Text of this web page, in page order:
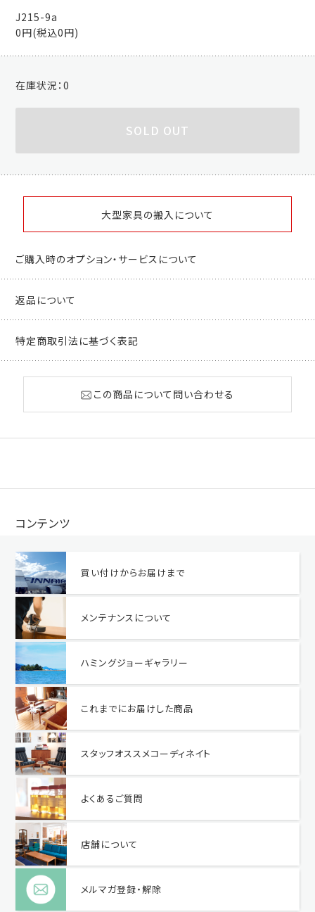
J215-9a
0円(税込0円)
在庫状況：0
SOLD OUT
大型家具の搬入について
ご購入時のオプション・サービスについて
返品について
特定商取引法に基づく表記
この商品について問い合わせる
コンテンツ
買い付けからお届けまで
メンテナンスについて
ハミングジョーギャラリー
これまでにお届けした商品
スタッフオススメコーディネイト
よくあるご質問
店舗について
メルマガ登録・解除